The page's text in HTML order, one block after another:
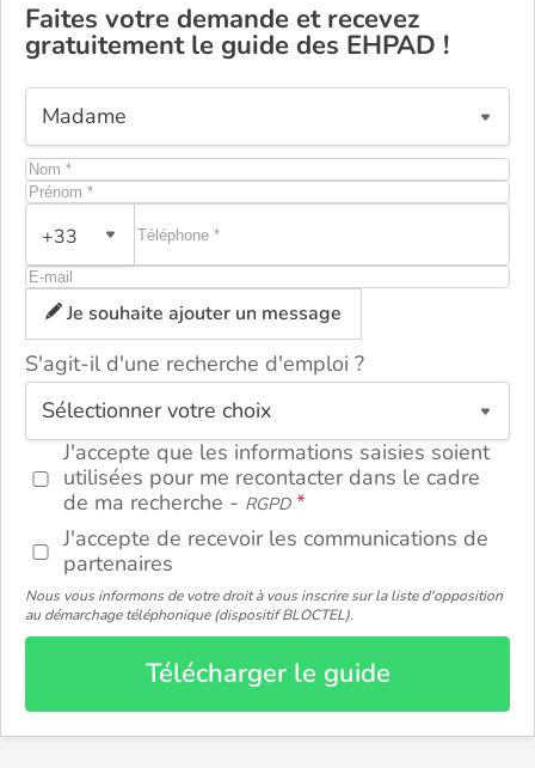
Faites votre demande et recevez
gratuitement le guide des EHPAD !
+33
Je souhaite ajouter un message
S'agit-il d'une recherche d'emploi ?
J'accepte que les informations saisies soient
utilisées pour me recontacter dans le cadre
de ma recherche - RGPD
J'accepte de recevoir les communications de
partenaires
Nous vous informons de votre droit à vous inscrire sur la liste d'opposition
au démarchage téléphonique (dispositif BLOCTEL).
Télécharger le guide
ou